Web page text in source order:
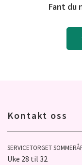
Fant du
Kontakt oss
SERVICETORGET
Uke 28 til 32